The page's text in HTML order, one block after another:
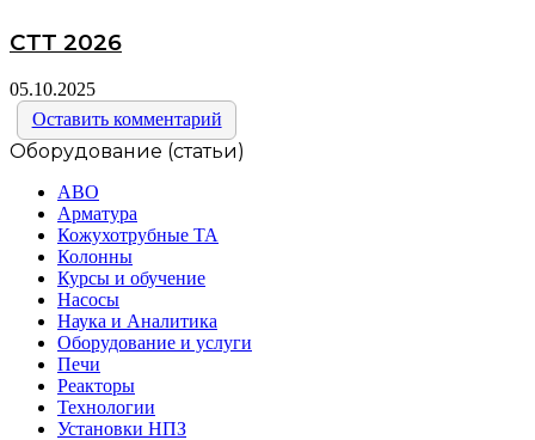
СТТ 2026
05.10.2025
Оставить комментарий
Оборудование (статьи)
АВО
Арматура
Кожухотрубные ТА
Колонны
Курсы и обучение
Насосы
Наука и Аналитика
Оборудование и услуги
Печи
Реакторы
Технологии
Установки НПЗ